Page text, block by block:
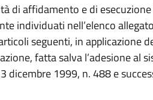
di affidamento e di
individuati nell’elenco
seguenti, in applicazione
fatta salva l’adesione al
dicembre 1999, n. 488 e